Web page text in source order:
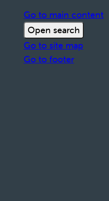
Go to main content
Open search
Go to site map
Go to footer